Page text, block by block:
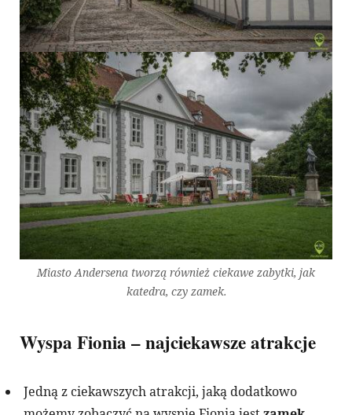
Miasto Andersena tworzą również ciekawe zabytki, jak
katedra, czy zamek.
Wyspa Fionia – najciekawsze atrakcje
Jedną z ciekawszych atrakcji, jaką dodatkowo